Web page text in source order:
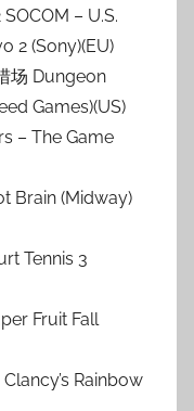
– U.S.
2 (Sony)(EU)
场 Dungeon
Games)(US)
– The Game
Brain (Midway)
Tennis 3
Fruit Fall
Rainbow